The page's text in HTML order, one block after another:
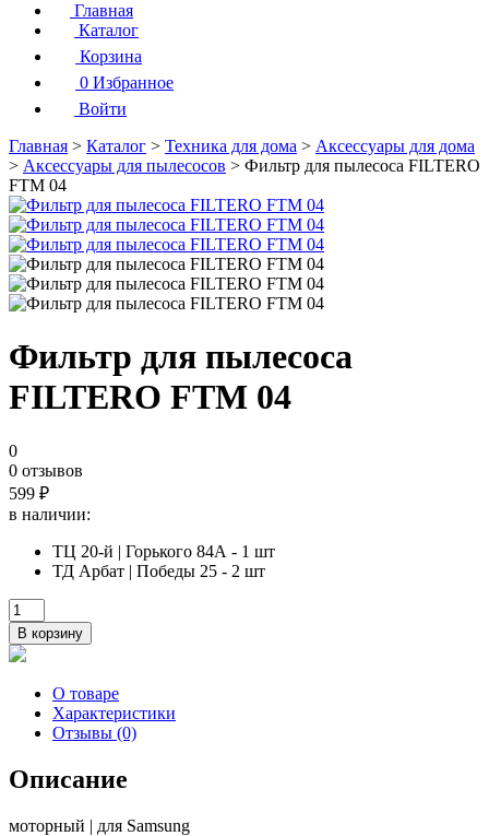
Главная
Каталог
Корзина
0 Избранное
Войти
Главная > Каталог > Техника для дома > Аксессуары для дома
> Аксессуары для пылесосов > Фильтр для пылесоса FILTERO
FTM 04
Фильтр для пылесоса
FILTERO FTM 04
0
0 отзывов
599 ₽
в наличии:
ТЦ 20-й | Горького 84А - 1 шт
ТД Арбат | Победы 25 - 2 шт
Количество
товара
Фильтр
для
пылесоса
FILTERO
В корзину
О товаре
Характеристики
Отзывы (0)
Описание
моторный | для Samsung